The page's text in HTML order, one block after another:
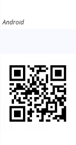
Android